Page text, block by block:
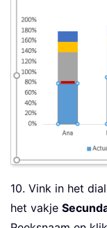
10. Vink in het
het vakje